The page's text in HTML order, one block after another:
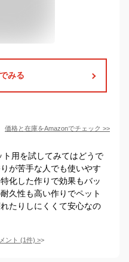
みる
価格と在庫をAmazonでチェック >>
用を試してみてはどうで
が苦手な人でも使いやす
化した作りで効果もバッ
久性も高い作りでペット
たりしにくくて安心なの
ント (1件) >